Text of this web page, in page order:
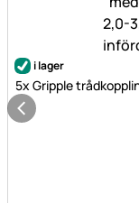
i lager
5x Gripple